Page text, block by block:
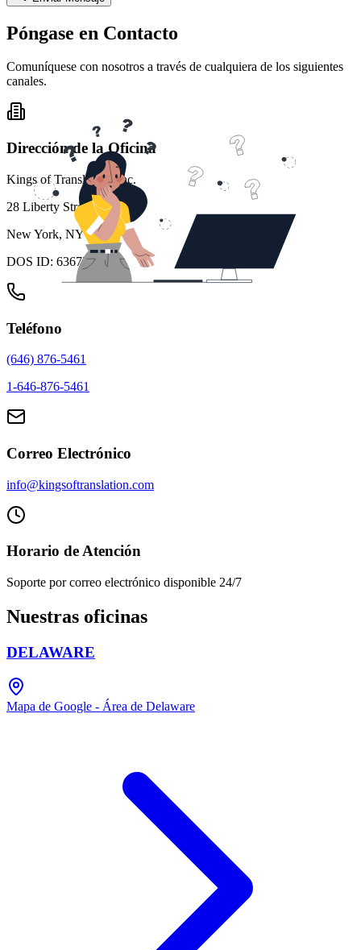
Póngase en Contacto
Comuníquese con nosotros a través de cualquiera de los siguientes
canales.
Dirección de la Oficina
Kings of Translation, Inc.
28 Liberty Street (6to Piso)
New York, NY 10005
DOS ID: 6367797
Teléfono
(646) 876-5461
1-646-876-5461
Correo Electrónico
info@kingsoftranslation.com
Horario de Atención
Soporte por correo electrónico disponible 24/7
Nuestras oficinas
DELAWARE
Mapa de Google - Área de Delaware